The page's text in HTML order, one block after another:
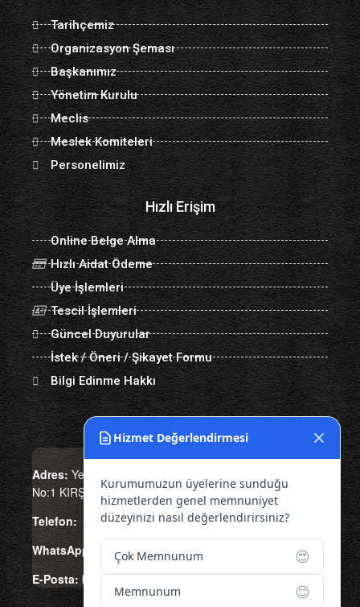
Tarihçemiz
Organizasyon Şeması
Başkanımız
Yönetim Kurulu
Meclis
Meslek Komiteleri
Personelimiz
Hızlı Erişim
Online Belge Alma
Hızlı Aidat Ödeme
Üye İşlemleri
Tescil İşlemleri
Güncel Duyurular
İstek / Öneri / Şikayet Formu
Bilgi Edinme Hakkı
Bize Ulaşın
Adres: Yenice Mah. Atatürk Cad. Tüccarlar İşhanı Kat:1
No:1 KIRŞEHİR / TÜRKİYE
Telefon: 0 386 213 11 86
WhatsApp:
0 544 213 11 86
E-Posta: bilgi@kirsehirtso.org.tr
Hizmet Değerlendirmesi
Kurumumuzun üyelerine sunduğu
hizmetlerden genel memnuniyet
düzeyinizi nasıl değerlendirirsiniz?
Çok Memnunum 😍
Memnunum 😊